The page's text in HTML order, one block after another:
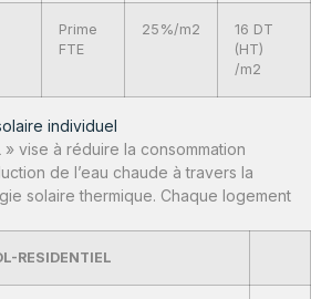
Prime
FTE
25%/m2
16 DT
(HT)
/m2
individuel
» vise à réduire la consommation
de l’eau chaude à travers la
solaire thermique. Chaque logement
RESIDENTIEL